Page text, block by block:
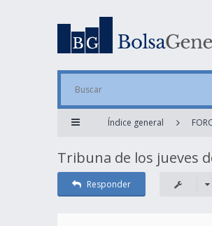
Índice general
Tribuna de los jueves
Responder